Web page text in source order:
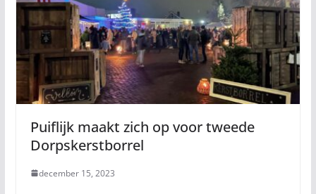
Puiflijk maakt zich op voor tweede
Dorpskerstborrel
december 15, 2023